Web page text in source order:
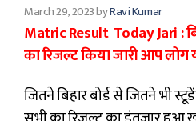
March 29, 2023byRavi Kumar
Matric Result Today Jari :
का रिजल्ट किया जारी आप
जितने बिहार बोर्ड से जितने भी